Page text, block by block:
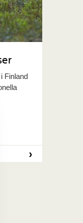
Finland
›